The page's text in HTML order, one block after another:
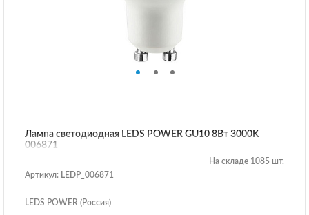
Лампа светодиодная LEDS POWER GU10 8Вт 3000K
006871
На складе 1085 шт.
Артикул: LEDP_006871
LEDS POWER (Россия)